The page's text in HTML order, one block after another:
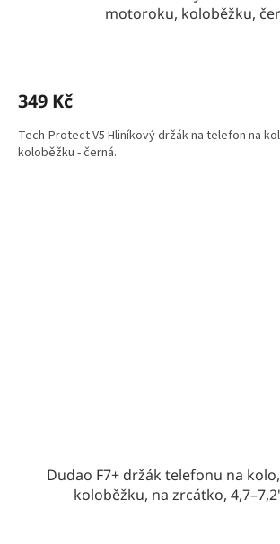
motoroku, koloběžku,
349 Kč
Tech-Protect V5 Hliníkový držák na telefon na
koloběžku - černá.
Dudao F7+ držák telefonu na
koloběžku, na zrcátko,